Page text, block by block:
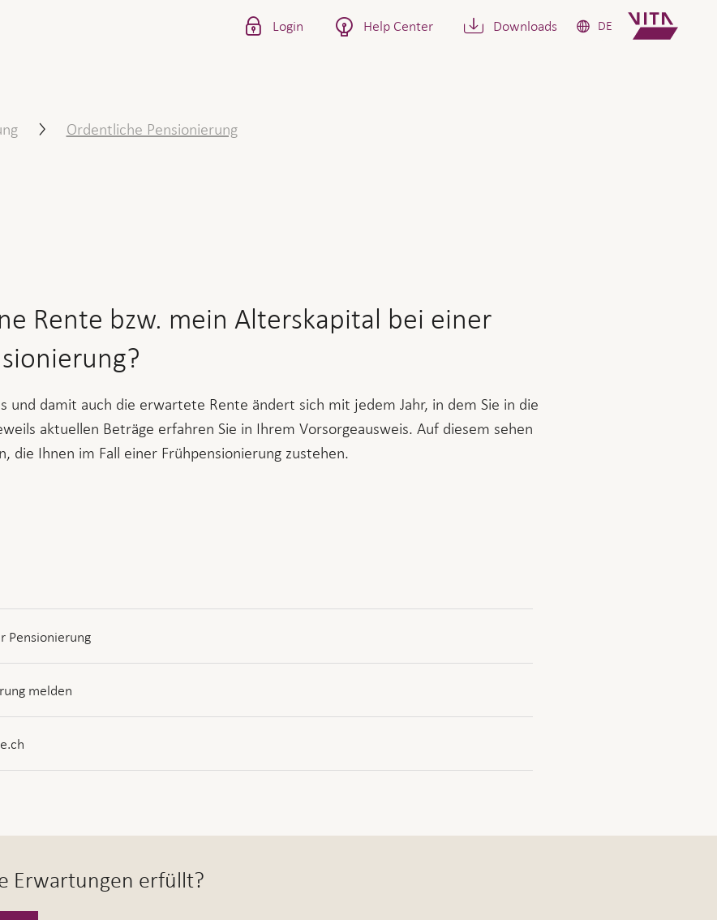
Login Help Center Downloads DE
Ordentliche Pensionierung
Rente bzw. mein Alterskapital bei einer
und damit auch die erwartete Rente ändert sich mit jedem Jahr, in dem Sie in die
aktuellen Beträge erfahren Sie in Ihrem Vorsorgeausweis. Auf diesem sehen
die Ihnen im Fall einer Frühpensionierung zustehen.
Pensionierung
melden
Erwartungen erfüllt?